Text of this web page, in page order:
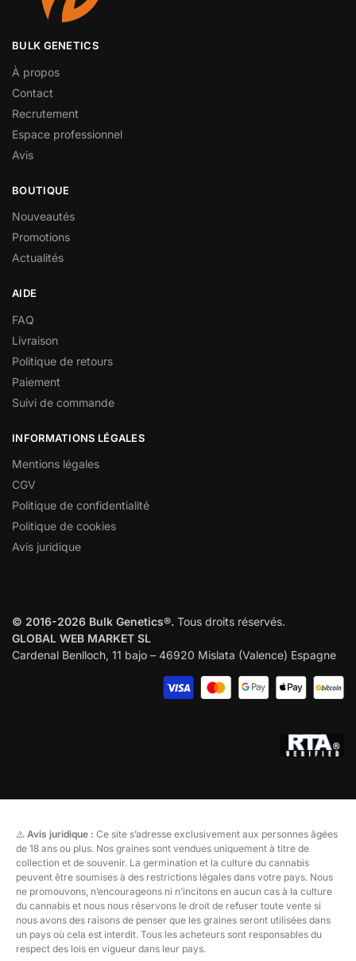
BULK GENETICS
À propos
Contact
Recrutement
Espace professionnel
Avis
BOUTIQUE
Nouveautés
Promotions
Actualités
AIDE
FAQ
Livraison
Politique de retours
Paiement
Suivi de commande
INFORMATIONS LÉGALES
Mentions légales
CGV
Politique de confidentialité
Politique de cookies
Avis juridique
© 2016-2026 Bulk Genetics®. Tous droits réservés.
GLOBAL WEB MARKET SL
Cardenal Benlloch, 11 bajo – 46920 Mislata (Valence) Espagne
⚠️ Avis juridique : Ce site s’adresse exclusivement aux personnes âgées
de 18 ans ou plus. Nos graines sont vendues uniquement à titre de
collection et de souvenir. La germination et la culture du cannabis
peuvent être soumises à des restrictions légales dans votre pays. Nous
ne promouvons, n’encourageons ni n’incitons en aucun cas à la culture
du cannabis et nous nous réservons le droit de refuser toute vente si
nous avons des raisons de penser que les graines seront utilisées dans
un pays où cela est interdit. Tous les acheteurs sont responsables du
respect des lois en vigueur dans leur pays.